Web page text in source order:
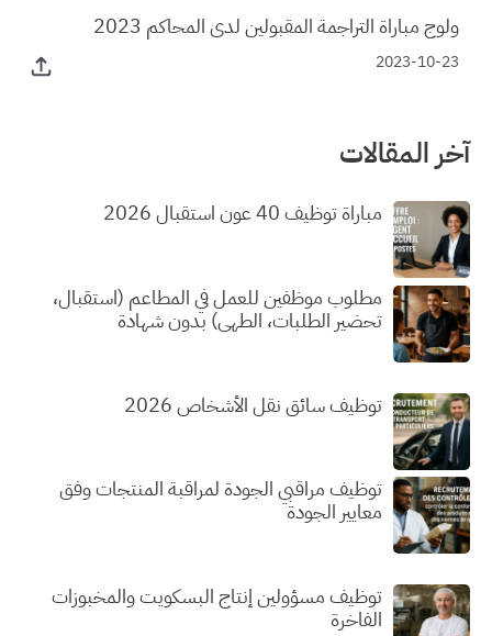
ولوج مباراة التراجمة المقبولين لدى المحاكم 2023
2023-10-23
آخر المقالات
مباراة توظيف 40 عون استقبال 2026
مطلوب موظفين للعمل في المطاعم (استقبال،
تحضير الطلبات، الطهي) بدون شهادة
توظيف سائق نقل الأشخاص 2026
توظيف مراقبي الجودة لمراقبة المنتجات وفق
معايير الجودة
توظيف مسؤولين إنتاج البسكويت والمخبوزات
الفاخرة